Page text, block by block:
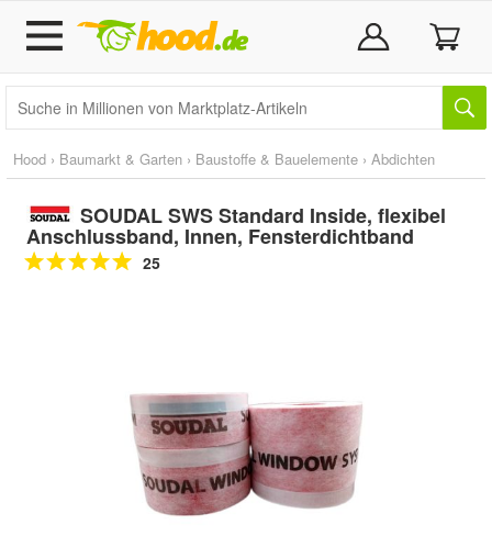
Hood › Baumarkt & Garten › Baustoffe & Bauelemente › Abdichten
SOUDAL SWS Standard Inside, flexibel
Anschlussband, Innen, Fensterdichtband
25